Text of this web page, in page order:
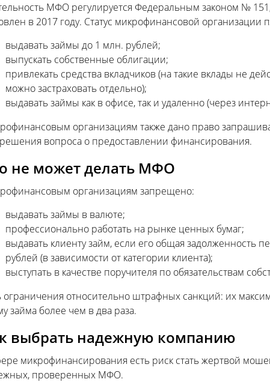
МФО регулируется Федеральным законом №
в 2017 году. Статус микрофинансовой организации
выдавать займы до 1 млн. рублей;
выпускать собственные облигации;
привлекать средства вкладчиков (на такие вклады не
можно застраховать отдельно);
выдавать займы как в офисе, так и удаленно (через
организациям также дано право
вопроса о предоставлении финансирования.
не может делать МФО
организациям запрещено:
выдавать займы в валюте;
профессионально работать на рынке ценных бумаг;
выдавать клиенту займ, если его общая
рублей (в зависимости от категории клиента);
выступать в качестве поручителя по обязательствам
ограничения относительно штрафных санкций: их
займа более чем в два раза.
выбрать надежную компанию
микрофинансирования есть риск стать жертвой
проверенных МФО.